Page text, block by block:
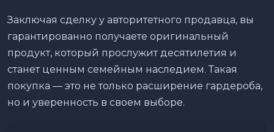
Заключая сделку у авторитетного продавца, вы
гарантированно получаете оригинальный
продукт, который прослужит десятилетия и
станет ценным семейным наследием. Такая
покупка — это не только расширение гардероба,
но и уверенность в своем выборе.